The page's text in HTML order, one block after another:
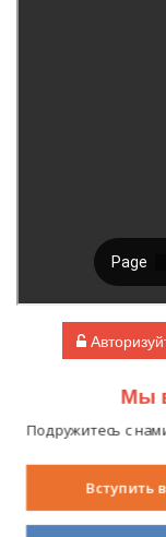
Ермакова
Мы
Подружитесь с
Вступить